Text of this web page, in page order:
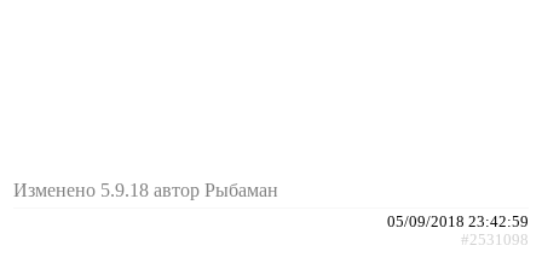
Изменено 5.9.18 автор Рыбаман
05/09/2018 23:42:59
#2531098